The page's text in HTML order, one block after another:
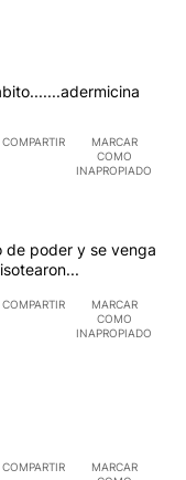
COMPARTIR
MARCAR
COMO
INAPROPIADO
de poder y se venga
COMPARTIR
MARCAR
COMO
INAPROPIADO
COMPARTIR
MARCAR